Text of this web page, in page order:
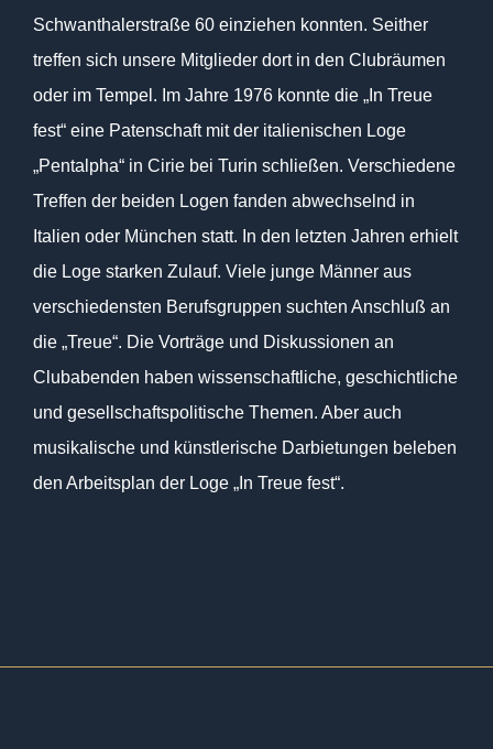
Schwanthalerstraße 60 einziehen konnten. Seither
treffen sich unsere Mitglieder dort in den Clubräumen
oder im Tempel. Im Jahre 1976 konnte die „In Treue
fest“ eine Patenschaft mit der italienischen Loge
„Pentalpha“ in Cirie bei Turin schließen. Verschiedene
Treffen der beiden Logen fanden abwechselnd in
Italien oder München statt. In den letzten Jahren erhielt
die Loge starken Zulauf. Viele junge Männer aus
verschiedensten Berufsgruppen suchten Anschluß an
die „Treue“. Die Vorträge und Diskussionen an
Clubabenden haben wissenschaftliche, geschichtliche
und gesellschaftspolitische Themen. Aber auch
musikalische und künstlerische Darbietungen beleben
den Arbeitsplan der Loge „In Treue fest“.